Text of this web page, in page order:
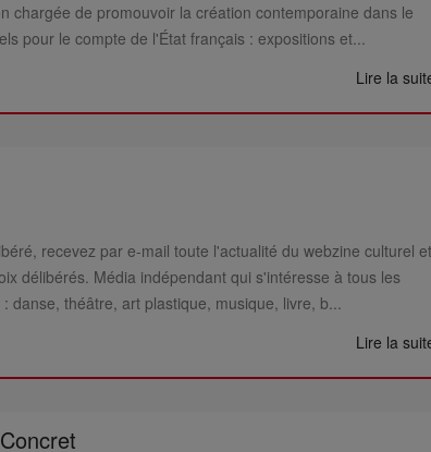
chargée de promouvoir la création contemporaine dans le
pour le compte de l'État français : expositions et...
Lire la
recevez par e-mail toute l'actualité du webzine culturel et
délibérés. Média indépendant qui s'intéresse à tous les
danse, théâtre, art plastique, musique, livre, b...
Lire la